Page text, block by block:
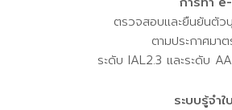
ตรวจสอบและยืนยันตัว
ตามประกาศมา
ระดับ IAL2.3 และระดับ
ระบบรู้จำใ